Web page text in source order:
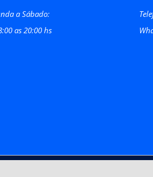
a Sábado:
as 20:00 hs